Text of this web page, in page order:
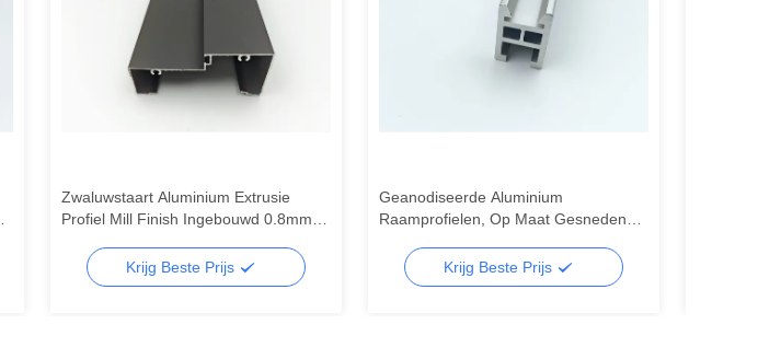
Zwaluwstaart Aluminium Extrusie
Profiel Mill Finish Ingebouwd 0.8mm-
Krijg Beste Prijs
Geanodiseerde Aluminium
Raamprofielen, Op Maat Gesneden
Krijg Beste Prijs